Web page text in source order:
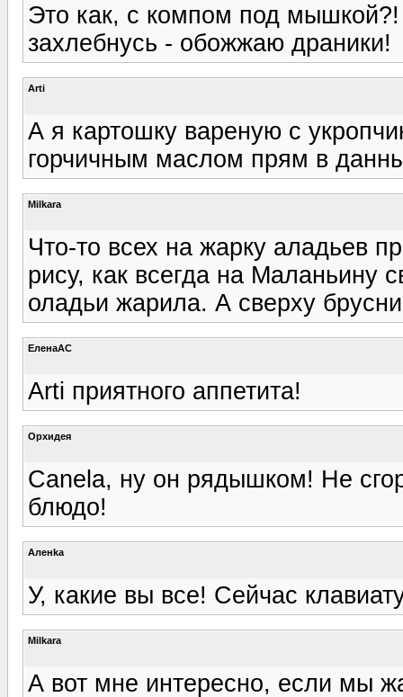
Это как, с компом под
захлебнусь - обожжаю драники!
Arti
А я картошку вареную с
горчичным маслом прям в
Milkara
Что-то всех на жарку аладьев
рису, как всегда на Маланьину
оладьи жарила. А сверху
ЕленаАС
Arti приятного аппетита!
Орхидея
Canela, ну он рядышком! Не
блюдо!
Аленka
У, какие вы все! Сейчас
Milkara
А вот мне интересно, если мы